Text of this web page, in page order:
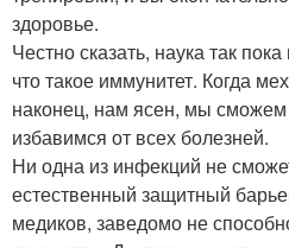
здоровье.
Честно сказать, наука так
что такое иммунитет. Когда
наконец, нам ясен, мы сможем
избавимся от всех болезней.
Ни одна из инфекций не
естественный защитный
медиков, заведомо не